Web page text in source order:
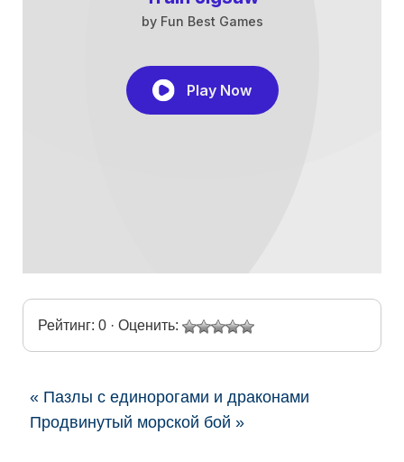
Рейтинг: 0 · Оценить:
« Пазлы с единорогами и драконами
Продвинутый морской бой »